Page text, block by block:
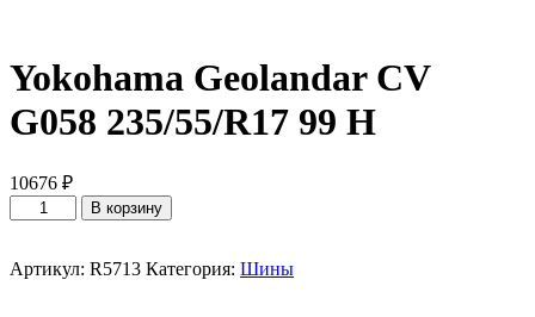
Yokohama Geolandar CV
G058 235/55/R17 99 H
10676 ₽
Количество
товара
Geolandar
В корзину
Артикул: R5713 Категория: Шины